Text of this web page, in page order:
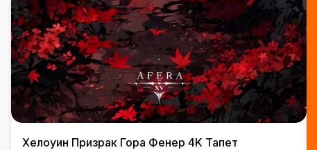
Хелоуин Призрак Гора Фенер 4K Тапет